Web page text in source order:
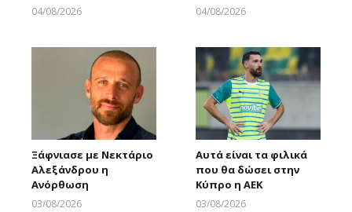
04/08/2026
04/08/2026
Ξάφνιασε με Νεκτάριο
Αλεξάνδρου η
Ανόρθωση
03/08/2026
Αυτά είναι τα φιλικά
που θα δώσει στην
Κύπρο η ΑΕΚ
03/08/2026